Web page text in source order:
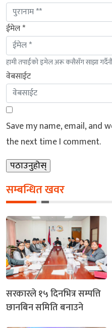
ईमेल *
हामी तपाईंको इमेल अरू कसैसँग साझा
वेबसाईट
Save my name, email, and
the next time I comment.
सम्बन्धित खवर
सरकारले १५ दिनभित्र सम्पत्ति
छानबिन समिति बनाउने